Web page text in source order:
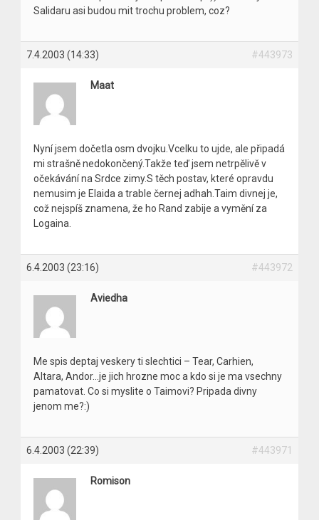
Salidaru asi budou mit trochu problem, coz?
7.4.2003 (14:33) #443973
Maat
Nyní jsem dočetla osm dvojku.Vcelku to ujde, ale připadá
mi strašně nedokončený.Takže teď jsem netrpělivě v
očekávání na Srdce zimy.S těch postav, které opravdu
nemusim je Elaida a trable černej adhah.Taim divnej je,
což nejspíš znamena, že ho Rand zabije a vymění za
Logaina.
6.4.2003 (23:16) #443972
Aviedha
Me spis deptaj veskery ti slechtici – Tear, Carhien,
Altara, Andor…je jich hrozne moc a kdo si je ma vsechny
pamatovat. Co si myslite o Taimovi? Pripada divny
jenom me?:)
6.4.2003 (22:39) #443971
Romison